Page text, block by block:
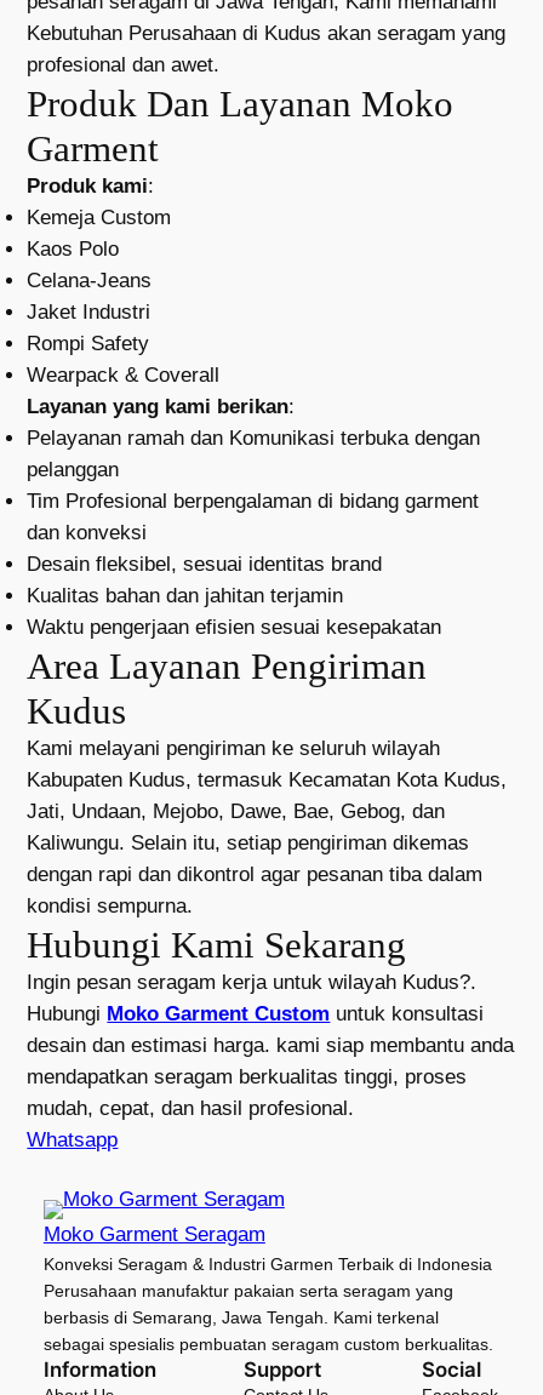
Kebutuhan Perusahaan di Kudus akan seragam yang
profesional dan awet.
Produk Dan Layanan Moko
Garment
Produk kami:
Kemeja Custom
Kaos Polo
Celana-Jeans
Jaket Industri
Rompi Safety
Wearpack & Coverall
Layanan yang kami berikan:
Pelayanan ramah dan Komunikasi terbuka dengan
pelanggan
Tim Profesional berpengalaman di bidang garment
dan konveksi
Desain fleksibel, sesuai identitas brand
Kualitas bahan dan jahitan terjamin
Waktu pengerjaan efisien sesuai kesepakatan
Area Layanan Pengiriman
Kudus
Kami melayani pengiriman ke seluruh wilayah
Kabupaten Kudus, termasuk Kecamatan Kota Kudus,
Jati, Undaan, Mejobo, Dawe, Bae, Gebog, dan
Kaliwungu. Selain itu, setiap pengiriman dikemas
dengan rapi dan dikontrol agar pesanan tiba dalam
kondisi sempurna.
Hubungi Kami Sekarang
Ingin pesan seragam kerja untuk wilayah Kudus?.
Hubungi Moko Garment Custom untuk konsultasi
desain dan estimasi harga. kami siap membantu anda
mendapatkan seragam berkualitas tinggi, proses
mudah, cepat, dan hasil profesional.
Whatsapp
Moko Garment Seragam
Konveksi Seragam & Industri Garmen Terbaik di Indonesia
Perusahaan manufaktur pakaian serta seragam yang
berbasis di Semarang, Jawa Tengah. Kami terkenal
sebagai spesialis pembuatan seragam custom berkualitas.
Information Support Social